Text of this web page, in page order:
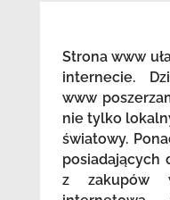
Strona www
internecie.
www
nie tylko
światowy.
posiadających
z zakupów